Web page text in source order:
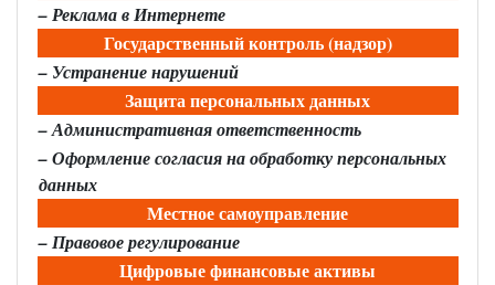
– Реклама в Интернете
Государственный контроль (надзор)
– Устранение нарушений
Защита персональных данных
– Административная ответственность
– Оформление согласия на обработку персональных
данных
Местное самоуправление
–Правовое регулирование
Цифровые финансовые активы